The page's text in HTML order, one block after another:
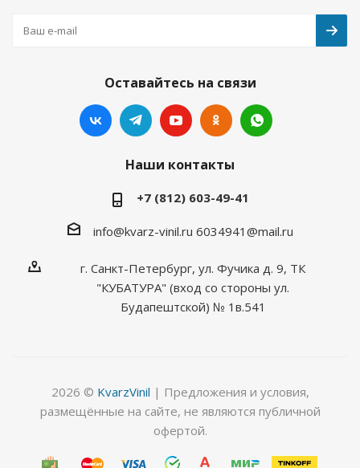
Оставайтесь на связи
Наши контакты
+7 (812) 603-49-41
info@kvarz-vinil.ru 6034941@mail.ru
г. Санкт-Петербург, ул. Фучика д. 9, ТК
"КУБАТУРА" (вход со стороны ул.
Будапештской) № 1в.541
2026 © KvarzVinil | Предложения и условия,
размещённые на сайте, не являются публичной
офертой.